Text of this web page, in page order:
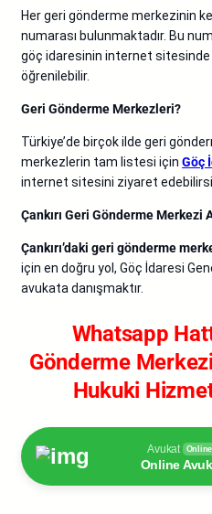
Her geri gönderme merkezinin
numarası bulunmaktadır. Bu
göç idaresinin internet sitesinde
öğrenilebilir.
Geri Gönderme Merkezleri?
Türkiye’de birçok ilde geri
merkezlerin tam listesi için Göç
internet sitesini ziyaret
Çankırı Geri Gönderme Merkezi
Çankırı’daki geri gönderme
için en doğru yol, Göç İdaresi
avukata danışmaktır.
Whatsapp
Gönderme
Hukuki
Avukat Online
Online